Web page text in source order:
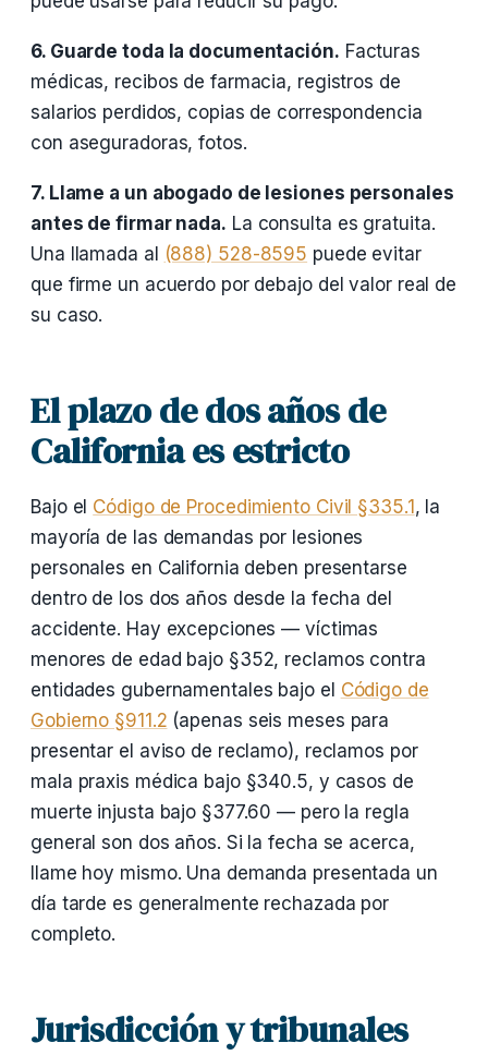
6. Guarde toda la documentación. Facturas
médicas, recibos de farmacia, registros de
salarios perdidos, copias de correspondencia
con aseguradoras, fotos.
7. Llame a un abogado de lesiones personales
antes de firmar nada. La consulta es gratuita.
Una llamada al (888) 528-8595 puede evitar
que firme un acuerdo por debajo del valor real de
su caso.
El plazo de dos años de
California es estricto
Bajo el Código de Procedimiento Civil §335.1 , la
mayoría de las demandas por lesiones
personales en California deben presentarse
dentro de los dos años desde la fecha del
accidente. Hay excepciones — víctimas
menores de edad bajo §352, reclamos contra
entidades gubernamentales bajo el Código de
Gobierno §911.2 (apenas seis meses para
presentar el aviso de reclamo), reclamos por
mala praxis médica bajo §340.5, y casos de
muerte injusta bajo §377.60 — pero la regla
general son dos años. Si la fecha se acerca,
llame hoy mismo. Una demanda presentada un
día tarde es generalmente rechazada por
completo.
Jurisdicción y tribunales